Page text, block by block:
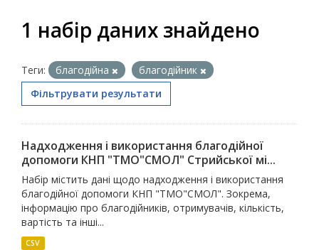
1 набір даних знайдено
Теги: благодійна
благодійник
Фільтрувати результати
Надходження і використання благодійної
допомоги КНП "ТМО"СМОЛ" Стрийської мі...
Набір містить дані щодо надходження і використання
благодійної допомоги КНП "ТМО"СМОЛ". Зокрема,
інформацію про благодійників, отримувачів, кількість,
вартість та інші...
CSV